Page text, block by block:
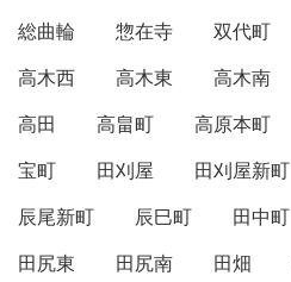
総曲輪
惣在寺 双代町
高木西
高木東 高木南
高田
高畠町 高原本町
宝町
田刈屋 田刈屋新町
辰尾新町
辰巳町 田中町
田尻東
田尻南 田畑